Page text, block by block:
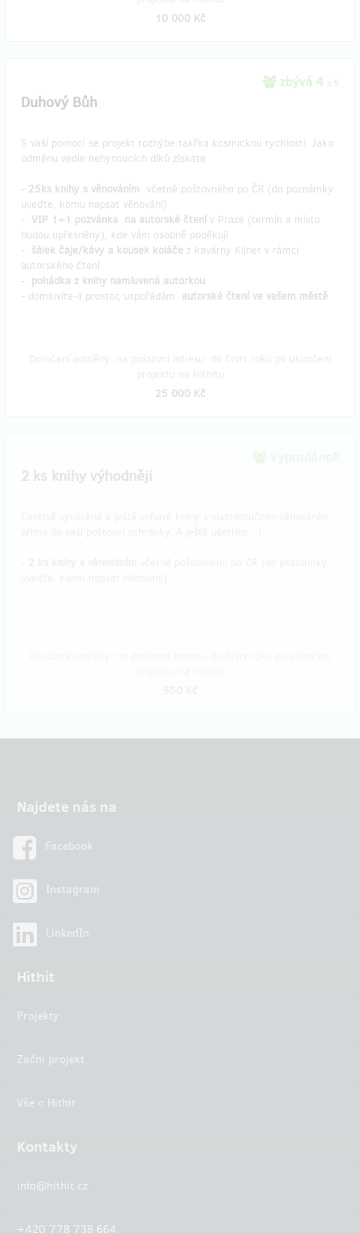
10 000 Kč
zbývá 4 z 5
Duhový Bůh
S vaší pomocí se projekt rozhýbe takřka kosmickou rychlostí. Jako
odměnu vedle nehynoucích díků získáte
- 25ks knihy s věnováním včetně poštovného po ČR (do poznámky
uveďte, komu napsat věnování)
- VIP 1+1 pozvánka na autorské čtení v Praze (termín a místo
budou upřesněny), kde vám osobně poděkuji
- šálek čaje/kávy a kousek koláče z kavárny Kliner v rámci
autorského čtení
- pohádka z knihy namluvená autorkou
- domluvíte-li prostor, uspořádám autorské čtení ve vašem městě
25 000 Kč
2 ks knihy výhodněji
Najdete nás na
Facebook
Instagram
LinkedIn
Hithit
Projekty
Začni projekt
Vše o Hithit
Kontakty
info@hithit.cz
+420 778 738 664